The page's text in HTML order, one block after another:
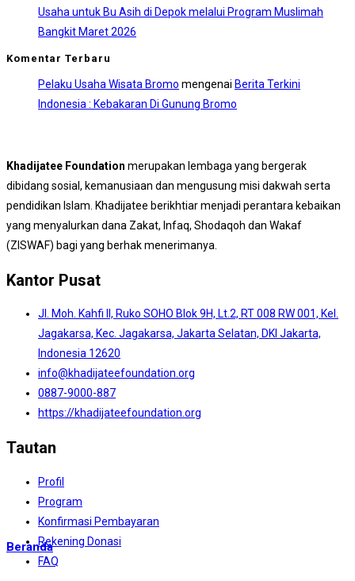
Usaha untuk Bu Asih di Depok melalui Program Muslimah
Bangkit Maret 2026
Komentar Terbaru
Pelaku Usaha Wisata Bromo mengenai Berita Terkini
Indonesia : Kebakaran Di Gunung Bromo
Khadijatee Foundation merupakan lembaga yang bergerak
dibidang sosial, kemanusiaan dan mengusung misi dakwah serta
pendidikan Islam. Khadijatee berikhtiar menjadi perantara kebaikan
yang menyalurkan dana Zakat, Infaq, Shodaqoh dan Wakaf
(ZISWAF) bagi yang berhak menerimanya.
Kantor Pusat
Jl. Moh. Kahfi II, Ruko SOHO Blok 9H, Lt.2, RT 008 RW 001, Kel.
Jagakarsa, Kec. Jagakarsa, Jakarta Selatan, DKI Jakarta,
Indonesia 12620
info@khadijateefoundation.org
0887-9000-887
https://khadijateefoundation.org
Tautan
Profil
Program
Konfirmasi Pembayaran
Rekening Donasi
FAQ
Beranda